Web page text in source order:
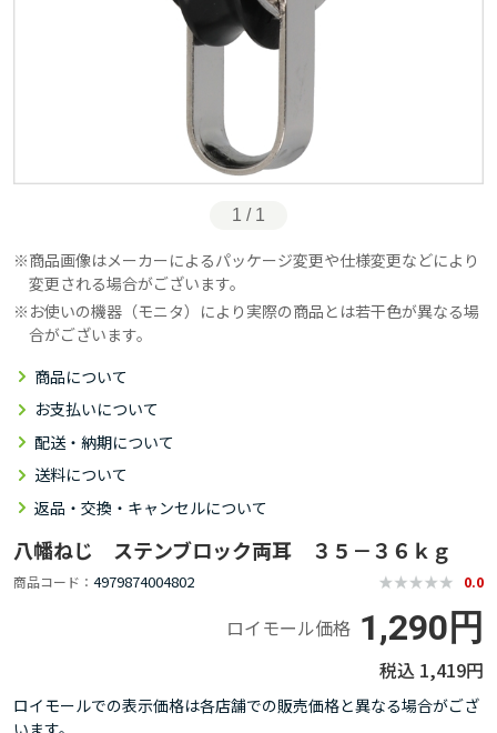
1 / 1
商品画像はメーカーによるパッケージ変更や仕様変更などにより
変更される場合がございます。
お使いの機器（モニタ）により実際の商品とは若干色が異なる場
合がございます。
商品について
お支払いについて
配送・納期について
送料について
返品・交換・キャンセルについて
八幡ねじ ステンブロック両耳 ３５－３６ｋｇ
商品コード 4979874004802 0.0
ロイモール価格 1,290円
1,419円
ロイモールでの表示価格は各店舗での販売価格と異なる場合がござ
います。